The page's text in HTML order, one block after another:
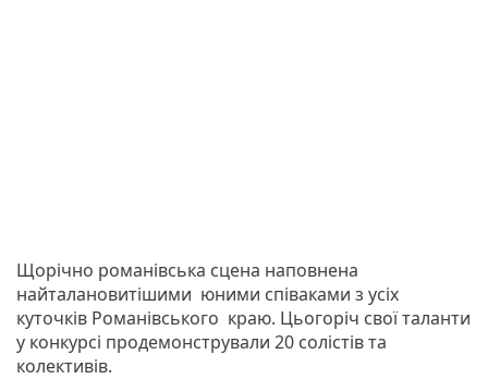
Щорічно романівська сцена наповнена
найталановитішими юними співаками з усіх
куточків Романівського краю. Цьогоріч свої таланти
у конкурсі продемонстрували 20 солістів та
колективів.